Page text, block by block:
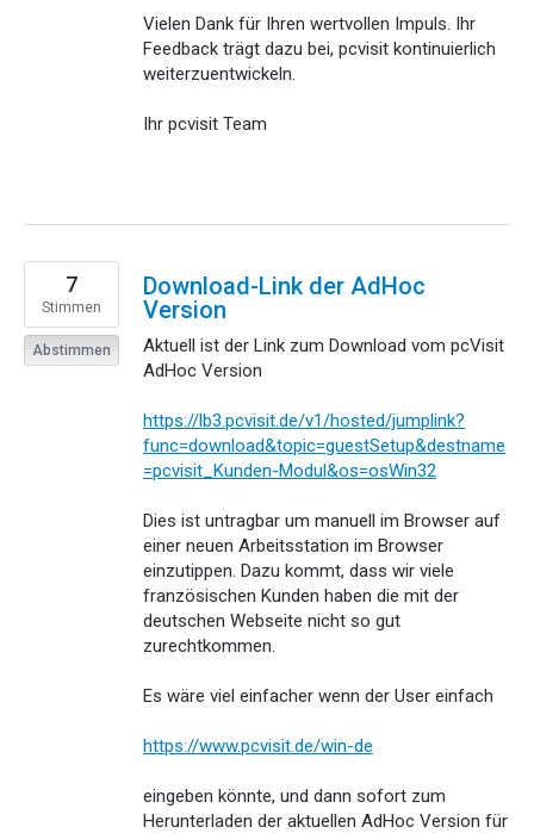
Vielen Dank für Ihren wertvollen Impuls. Ihr
Feedback trägt dazu bei, pcvisit kontinuierlich
weiterzuentwickeln.
Ihr pcvisit Team
Download-Link der AdHoc
Version
Aktuell ist der Link zum Download vom pcVisit
AdHoc Version
https://lb3.pcvisit.de/v1/hosted/jumplink?
func=download&topic=guestSetup&destname
=pcvisit_Kunden-Modul&os=osWin32
Dies ist untragbar um manuell im Browser auf
einer neuen Arbeitsstation im Browser
einzutippen. Dazu kommt, dass wir viele
französischen Kunden haben die mit der
deutschen Webseite nicht so gut
zurechtkommen.
Es wäre viel einfacher wenn der User einfach
https://www.pcvisit.de/win-de
eingeben könnte, und dann sofort zum
Herunterladen der aktuellen AdHoc Version für
7
Stimmen
Abstimmen